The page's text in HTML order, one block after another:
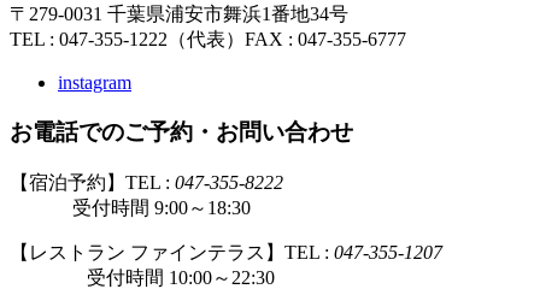
〒279-0031 千葉県浦安市舞浜1番地34号
TEL : 047-355-1222（代表） FAX : 047-355-6777
instagram
お電話でのご予約・お問い合わせ
【宿泊予約】TEL : 047-355-8222
受付時間 9:00～18:30
【レストラン ファインテラス】TEL : 047-355-1207
受付時間 10:00～22:30